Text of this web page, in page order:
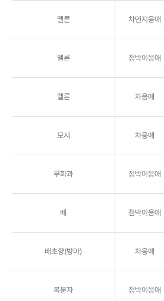
멜론 차먼지응애
멜론 점박이응애
멜론 차응애
모시 차응애
무화과 점박이응애
배 점박이응애
배초향(방아) 차응애
복분자 점박이응애